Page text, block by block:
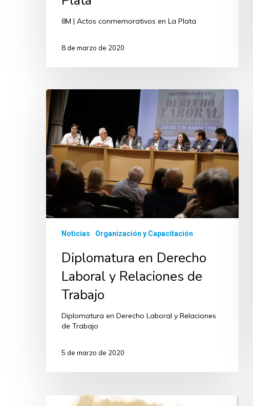
8M | Actos conmemorativos en La Plata
8 de marzo de 2020
Noticias Organización y Capacitación
Diplomatura en Derecho
Laboral y Relaciones de
Trabajo
Diplomatura en Derecho Laboral y Relaciones
de Trabajo
5 de marzo de 2020